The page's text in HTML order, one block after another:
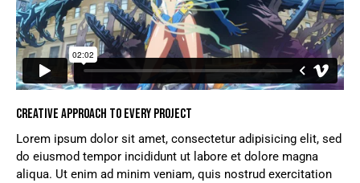
CREATIVE APPROACH TO EVERY PROJECT
Lorem ipsum dolor sit amet, consectetur adipisicing elit, sed
do eiusmod tempor incididunt ut labore et dolore magna
aliqua. Ut enim ad minim veniam, quis nostrud exercitation